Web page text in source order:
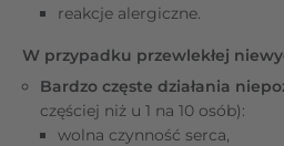
reakcje alergiczne.
W przypadku przewlekłej
Bardzo częste działania
częściej niż u 1 na 10 osób):
wolna czynność serca,